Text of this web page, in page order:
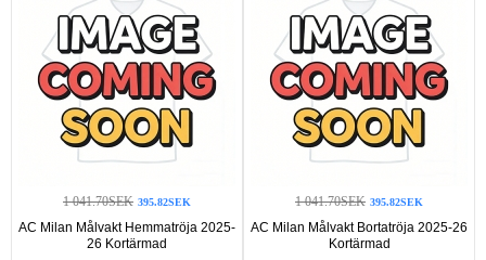
1 041.70SEK 395.82SEK
AC Milan Målvakt Hemmatröja 2025-
26 Kortärmad
1 041.70SEK 395.82SEK
AC Milan Målvakt Bortatröja 2025-26
Kortärmad